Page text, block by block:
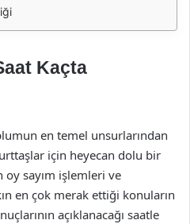
Kaçta
en temel unsurlarından
için heyecan dolu bir
oy sayım işlemleri ve
en çok merak ettiği konuların
açıklanacağı saatle